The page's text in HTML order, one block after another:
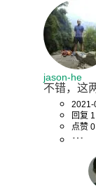
jason-he
不错，这
2021-
回复 1
点赞 0